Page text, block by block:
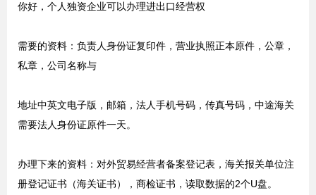
你好，个人独资企业可以办理进出口经营权
需要的资料：负责人身份证复印件，营业执照正本原件，公章，
私章，公司名称与
地址中英文电子版，邮箱，法人手机号码，传真号码，中途海关
需要法人身份证原件一天。
办理下来的资料：对外贸易经营者备案登记表，海关报关单位注
册登记证书（海关证书），商检证书，读取数据的2个U盘。